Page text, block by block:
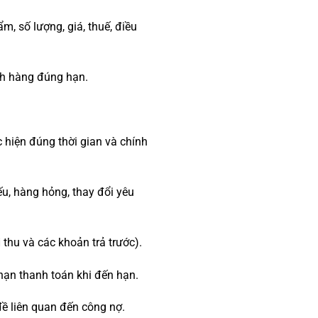
số lượng, giá, thuế, điều
hàng đúng hạn.
đúng thời gian và chính
hàng hỏng, thay đổi yêu
và các khoản trả trước).
thanh toán khi đến hạn.
liên quan đến công nợ.